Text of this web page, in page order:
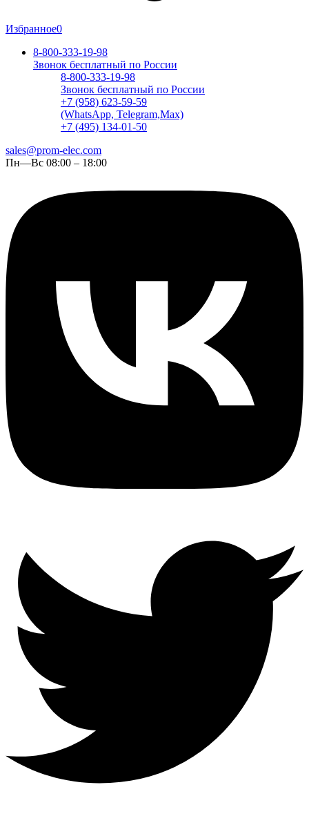
Избранное0
8-800-333-19-98
Звонок бесплатный по России
8-800-333-19-98
Звонок бесплатный по России
+7 (958) 623-59-59
(WhatsApp, Telegram,Max)
+7 (495) 134-01-50
sales@prom-elec.com
Пн—Вс 08:00 – 18:00